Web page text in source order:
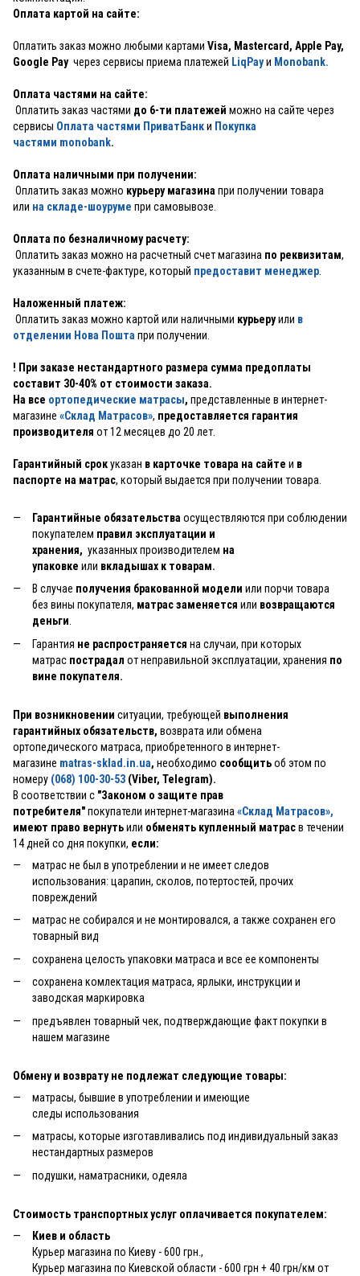
Оплата картой на сайте:
Оплатить заказ можно любыми картами Visa, Mastercard, Apple Pay,
Google Pay через сервисы приема платежей LiqPayи Monobank.
Оплата частями на сайте:
Оплатить заказ частями до 6-ти платежей можно на сайте через
сервисы Оплата частями ПриватБанки Покупка
частями monobank.
Оплата наличными при получении:
Оплатить заказ можно курьеру магазина при получении товара
или на складе-шоуруме при самовывозе.
Оплата по безналичному расчету:
Оплатить заказ можно на расчетный счет магазина по реквизитам,
указанным в счете-фактуре, который предоставит менеджер
Наложенный платеж:
Оплатить заказ можно картой или наличными курьеруили в
отделении Нова Пошта при получении.
! При заказе нестандартного размера сумма предоплаты
составит 30-40% от стоимости заказа.
На все ортопедические матрасы, представленные в интернет-
магазине «Склад Матрасов», предоставляется гарантия
производителя от 12 месяцев до 20 лет.
Гарантийный срокуказан в карточке товара на сайте и в
паспорте на матрас, который выдается при получении товара.
Гарантийные обязательства осуществляются при соблюдении
покупателем правил эксплуатации и
хранения, указанных производителем на
упаковке или вкладышах к товарам.
В случае получения бракованной модели или порчи товара
без вины покупателя, матрас заменяется или возвращаются
деньги.
Гарантия не распространяется на случаи, при которых
матрас пострадал от неправильной эксплуатации, хранения по
вине покупателя.
При возникновении ситуации, требующей выполнения
гарантийных обязательств, возврата или обмена
ортопедического матраса, приобретенного в интернет-
магазине matras-sklad.in.ua, необходимо сообщитьоб этом по
номеру (068) 100-30-53 (Viber, Telegram).
В соответствии с "Законом о защите прав
потребителя"покупатели интернет-магазина «Склад Матрасов»,
имеют право вернутьили обменять купленный матрасв течении
14 дней со дня покупки, если:
матрас не был в употреблении и не имеет следов
использования: царапин, сколов, потертостей, прочих
повреждений
матрас не собирался и не монтировался, а также сохранен его
товарный вид
сохранена целость упаковки матраса и все ее компоненты
сохранена комлектация матраса, ярлыки, инструкции и
заводская маркировка
предъявлен товарный чек, подтверждающие факт покупки в
нашем магазине
Обмену и возврату не подлежат следующие товары:
матрасы, бывшие в употреблении и имеющие
следы использования
матрасы, которые изготавливались под индивидуальный заказ
нестандартных размеров
подушки, наматрасники, одеяла
Стоимость транспортных услуг оплачивается покупателем:
Киев и область
Курьер магазина по Киеву - 600 грн.,
Курьер магазина по Киевской области - 600 грн + 40 грн/км от